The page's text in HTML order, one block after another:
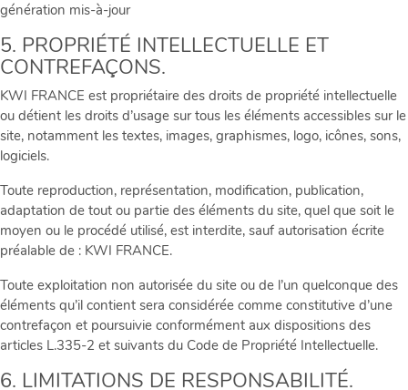
génération mis-à-jour
5. PROPRIÉTÉ INTELLECTUELLE ET
CONTREFAÇONS.
KWI FRANCE est propriétaire des droits de propriété intellectuelle
ou détient les droits d’usage sur tous les éléments accessibles sur le
site, notamment les textes, images, graphismes, logo, icônes, sons,
logiciels.
Toute reproduction, représentation, modification, publication,
adaptation de tout ou partie des éléments du site, quel que soit le
moyen ou le procédé utilisé, est interdite, sauf autorisation écrite
préalable de : KWI FRANCE.
Toute exploitation non autorisée du site ou de l’un quelconque des
éléments qu’il contient sera considérée comme constitutive d’une
contrefaçon et poursuivie conformément aux dispositions des
articles L.335-2 et suivants du Code de Propriété Intellectuelle.
6. LIMITATIONS DE RESPONSABILITÉ.